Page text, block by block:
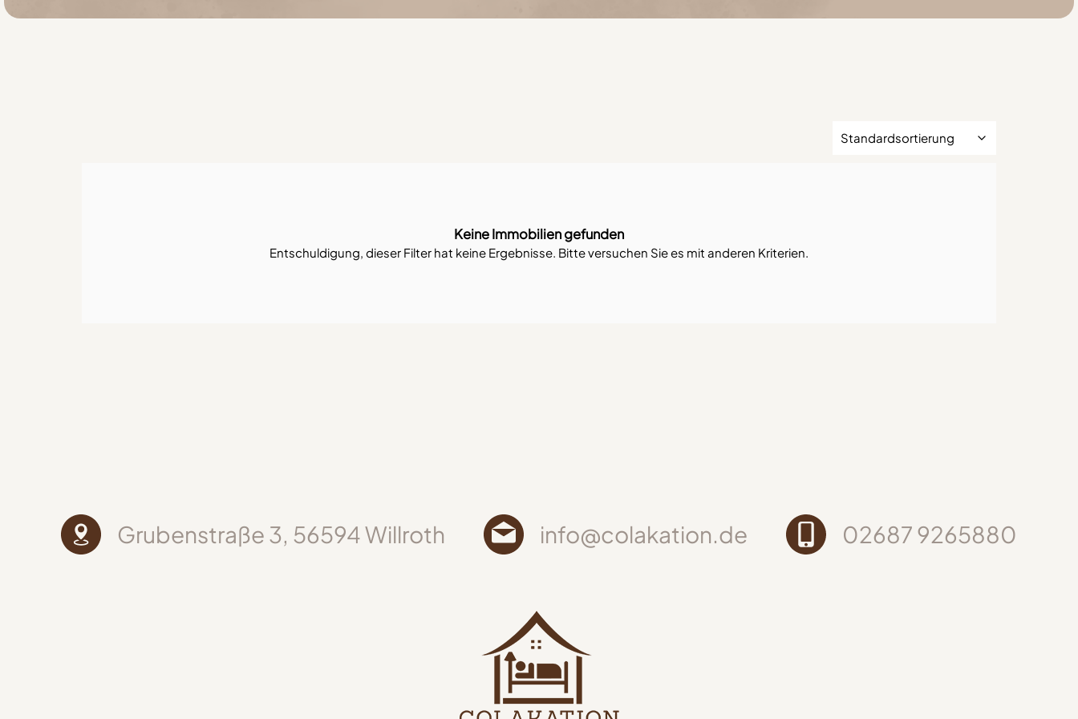
Keine Immobilien gefunden
Entschuldigung, dieser Filter hat keine Ergebnisse. Bitte versuchen Sie es mit anderen Kriterien.
Grubenstraße 3, 56594 Willroth info@colakation.de 02687 9265880